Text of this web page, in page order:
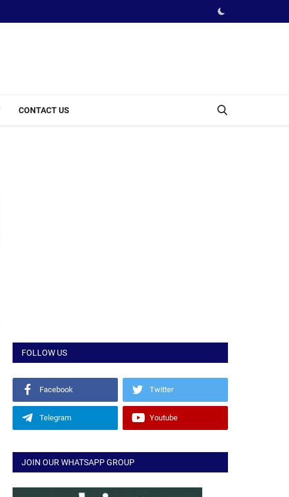
CONTACT US
FOLLOW US
Facebook Twitter
Telegram Youtube
JOIN OUR WHATSAPP GROUP